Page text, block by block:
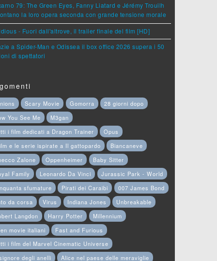
79: The Green Eyes, Fanny Liatard e Jérémy Trouilh
la loro opera seconda con grande tensione morale
- Fuori dall'altrove, il trailer finale del film [HD]
a Spider-Man e Odissea il box office 2026 supera i 50
di spettatori
Scary Movie Gomorra
28 giorni dopo
You See Me
M3gan
i film dedicati a Dragon Trainer
Opus
e le serie ispirate a Il gattopardo
Biancaneve
Zalone
Oppenheimer
Baby Sitter
Family
Leonardo Da Vinci
Jurassic Park - World
sfumature
Pirati dei Caraibi
007 James Bond
da corsa
Virus Indiana Jones
Unbreakable
Langdon
Harry Potter
Millennium
movie italiani
Fast and Furious
i film del Marvel Cinematic Universe
degli anelli
Alice nel paese delle meraviglie